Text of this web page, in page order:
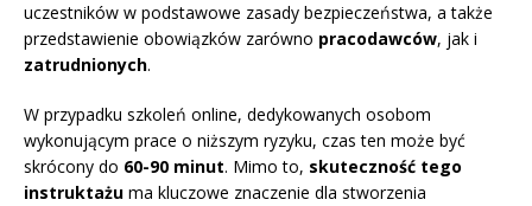
uczestników w podstawowe zasady bezpieczeństwa, a także
przedstawienie obowiązków zarówno pracodawców, jak i
zatrudnionych.
W przypadku szkoleń online, dedykowanych osobom
wykonującym prace o niższym ryzyku, czas ten może być
skrócony do 60-90 minut. Mimo to, skuteczność tego
instruktażu ma kluczowe znaczenie dla stworzenia